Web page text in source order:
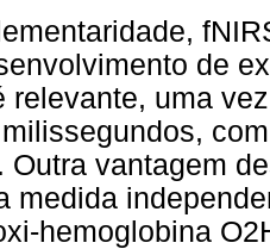
de
relevante, uma
Outra vantagem
medida
hemoglobina